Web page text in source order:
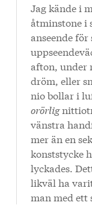
Jag kände i
åtminstone i
anseende
afton, under
dröm, eller
nio bollar i
orörlig
vänstra
mer än en
konststycke
lyckades.
likväl ha
man med ett